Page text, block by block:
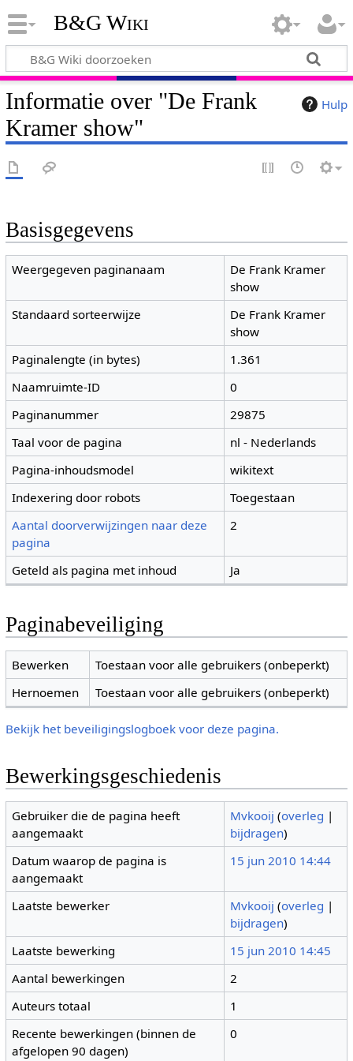
B&G Wiki
Hulp
Informatie over "De Frank
Kramer show"
Basisgegevens
Weergegeven paginanaam
De Frank Kramer
show
Standaard sorteerwijze
De Frank Kramer
show
Paginalengte (in bytes)
1.361
Naamruimte-ID
0
Paginanummer
29875
Taal voor de pagina
nl - Nederlands
Pagina-inhoudsmodel
wikitext
Indexering door robots
Toegestaan
Aantal doorverwijzingen naar deze
pagina
2
Geteld als pagina met inhoud Ja
Paginabeveiliging
Bewerken
Toestaan voor alle gebruikers (onbeperkt)
Hernoemen
Toestaan voor alle gebruikers (onbeperkt)
Bekijk het beveiligingslogboek voor deze pagina.
Bewerkingsgeschiedenis
Gebruiker die de pagina heeft
aangemaakt
Mvkooij (overleg |
bijdragen)
Datum waarop de pagina is
aangemaakt
15 jun 2010 14:44
Laatste bewerker Mvkooij (overleg |
bijdragen)
Laatste bewerking
15 jun 2010 14:45
Aantal bewerkingen
2
Auteurs totaal
1
Recente bewerkingen (binnen de
afgelopen 90 dagen)
0